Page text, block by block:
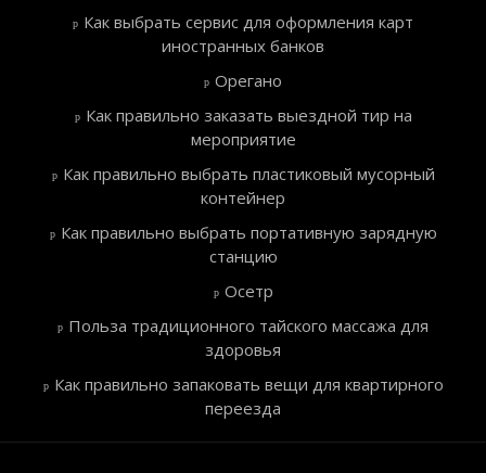
Как выбрать сервис для оформления карт
иностранных банков
Орегано
Как правильно заказать выездной тир на
мероприятие
Как правильно выбрать пластиковый мусорный
контейнер
Как правильно выбрать портативную зарядную
станцию
Осетр
Польза традиционного тайского массажа для
здоровья
Как правильно запаковать вещи для квартирного
переезда